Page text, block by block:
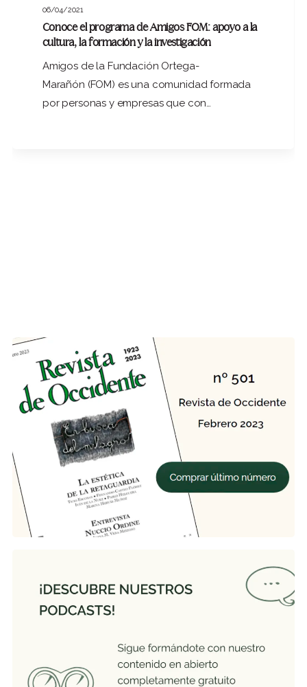
06/04/2021
Conoce el programa de Amigos FOM: apoyo a la
cultura, la formación y la investigación
Amigos de la Fundación Ortega-
Marañón (FOM) es una comunidad formada
por personas y empresas que con…